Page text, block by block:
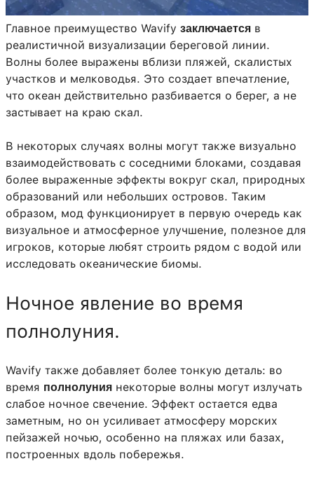
Главное преимущество Wavify заключается в
реалистичной визуализации береговой линии.
Волны более выражены вблизи пляжей, скалистых
участков и мелководья. Это создает впечатление,
что океан действительно разбивается о берег, а не
застывает на краю скал.
В некоторых случаях волны могут также визуально
взаимодействовать с соседними блоками, создавая
более выраженные эффекты вокруг скал, природных
образований или небольших островов. Таким
образом, мод функционирует в первую очередь как
визуальное и атмосферное улучшение, полезное для
игроков, которые любят строить рядом с водой или
исследовать океанические биомы.
Ночное явление во время
полнолуния.
Wavify также добавляет более тонкую деталь: во
время полнолуния некоторые волны могут излучать
слабое ночное свечение. Эффект остается едва
заметным, но он усиливает атмосферу морских
пейзажей ночью, особенно на пляжах или базах,
построенных вдоль побережья.